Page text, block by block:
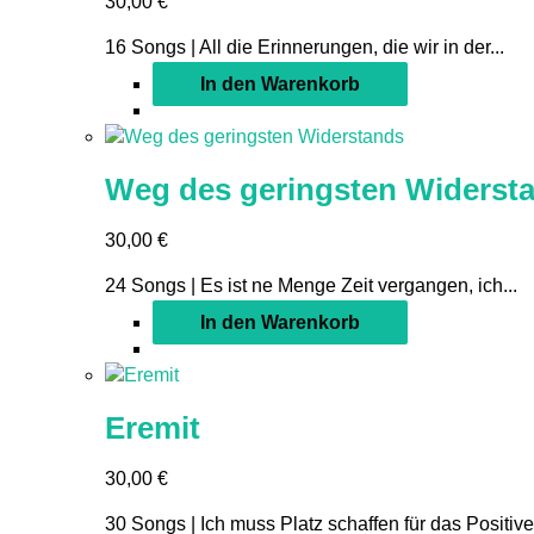
16 Songs | All die Erinnerungen, die wir in der...
In den Warenkorb
Weg des geringsten
30,00 €
24 Songs | Es ist ne Menge Zeit vergangen, ich...
In den Warenkorb
Eremit
30,00 €
30 Songs | Ich muss Platz schaffen für das